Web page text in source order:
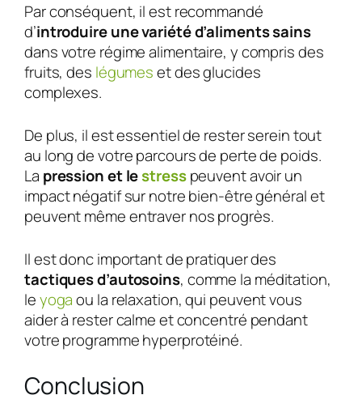
Par conséquent, il est recommandé
d’introduire une variété d’aliments sains
dans votre régime alimentaire, y compris des
fruits, des légumeset des glucides
complexes.
De plus, il est essentiel de rester serein tout
au long de votre parcours de perte de poids.
La pression et lestresspeuvent avoir un
impact négatif sur notre bien-être général et
peuvent même entraver nos progrès.
Il est donc important de pratiquer des
tactiques d’autosoins, comme la méditation,
leyogaou la relaxation, qui peuvent vous
aider à rester calme et concentré pendant
votre programme hyperprotéiné.
Conclusion